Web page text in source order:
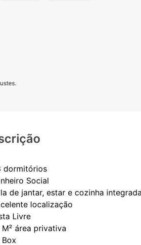
dormitórios
Social
de jantar, estar e cozinha
localização
Livre
M² área privativa
Box